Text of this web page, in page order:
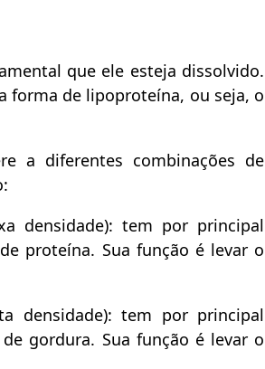
que ele esteja dissolvido.
forma de lipoproteína, ou seja, o
a diferentes combinações de
densidade): tem por principal
proteína. Sua função é levar o
densidade): tem por principal
gordura. Sua função é levar o